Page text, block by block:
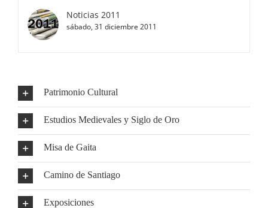
Noticias 2011
sábado, 31 diciembre 2011
Patrimonio Cultural
Estudios Medievales y Siglo de Oro
Misa de Gaita
Camino de Santiago
Exposiciones